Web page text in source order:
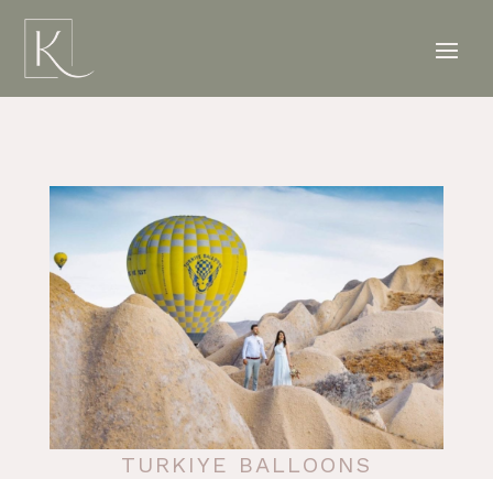
TURKIYE BALLOONS